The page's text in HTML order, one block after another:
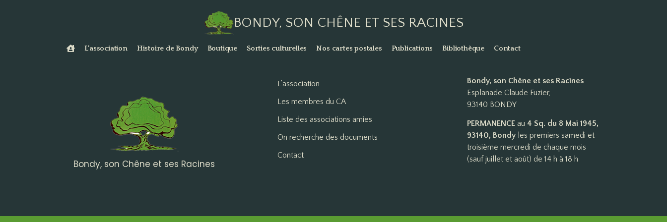
BONDY, SON CHÊNE ET SES RACINES
L’association Histoire de Bondy Boutique Sorties culturelles Nos cartes postales Publications Bibliothèque Contact
Bondy, son Chêne et ses Racines
L’association
Les membres du CA
Liste des associations amies
On recherche des documents
Contact
Bondy, son Chêne et ses Racines
Esplanade Claude Fuzier,
93140 BONDY
PERMANENCEau 4 Sq. du 8 Mai 1945,
93140, Bondyles premiers samedi et
troisième mercredi de chaque mois
(sauf juillet et août) de 14 h à 18 h